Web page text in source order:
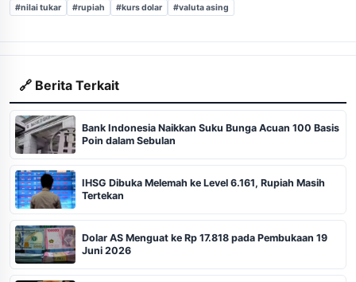
#nilai tukar #rupiah #kurs dolar #valuta asing
🔗 Berita Terkait
Bank Indonesia Naikkan Suku Bunga Acuan 100 Basis
Poin dalam Sebulan
IHSG Dibuka Melemah ke Level 6.161, Rupiah Masih
Tertekan
Dolar AS Menguat ke Rp 17.818 pada Pembukaan 19
Juni 2026